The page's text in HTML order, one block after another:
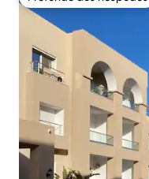
Preferido dos hóspedes